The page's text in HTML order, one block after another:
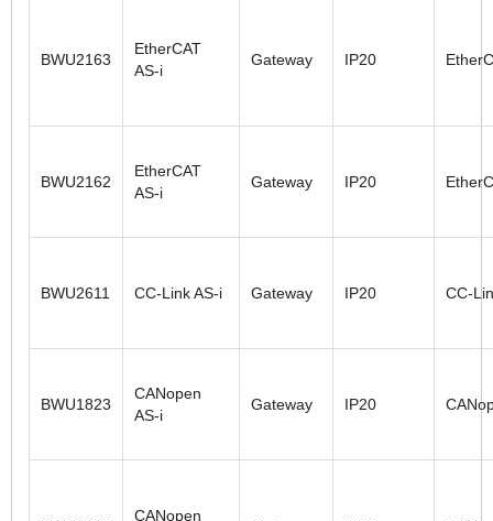
BWU2163
EtherCAT
AS-i
Gateway IP20
BWU2162
EtherCAT
AS-i
Gateway IP20
BWU2611 CC-Link AS-i Gateway IP20 CC-
BWU1823
CANopen
AS-i
Gateway IP20
CANopen